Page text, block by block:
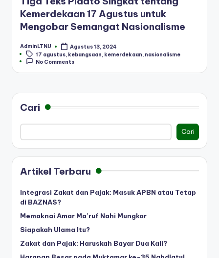
Kemerdekaan 17 Agustus untuk
Mengobar Semangat Nasionalisme
Posted
by
AdminLTNU
Agustus 13, 2024
Tags:17 agustus kebangsaan kemerdekaan nasionalisme
No Comments
Cari
Cari
Artikel Terbaru
Integrasi Zakat dan Pajak: Masuk APBN atau Tetap
di BAZNAS?
Memaknai Amar Ma’ruf Nahi Mungkar
Siapakah Ulama Itu?
Zakat dan Pajak: Haruskah Bayar Dua Kali?